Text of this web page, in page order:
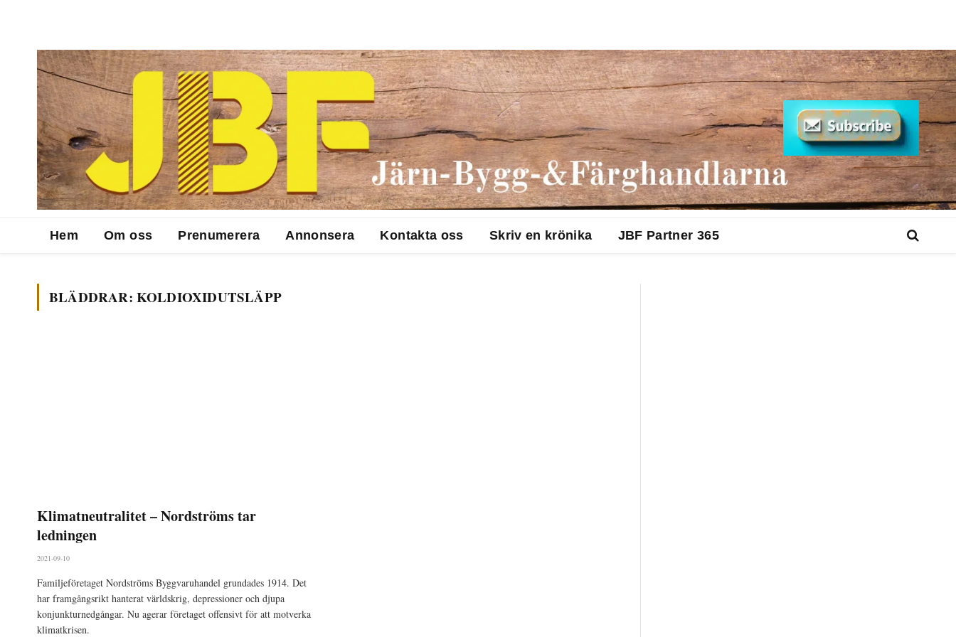
Hem Om oss Prenumerera Annonsera Kontakta oss Skriv en krönika JBF Partner 365
BLÄDDRAR: KOLDIOXIDUTSLÄPP
Klimatneutralitet – Nordströms tar
ledningen
2021-09-10
Familjeföretaget Nordströms Byggvaruhandel grundades 1914. Det
har framgångsrikt hanterat världskrig, depressioner och djupa
konjunkturnedgångar. Nu agerar företaget offensivt för att motverka
klimatkrisen.